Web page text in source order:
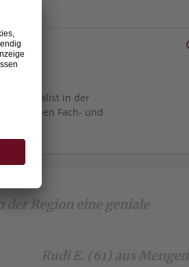
Spezialist in der
Fach- und
der Region eine geniale
Rudi E. (61) aus Mengen